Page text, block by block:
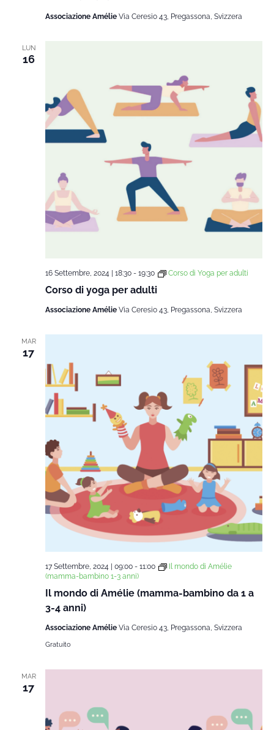
Associazione Amélie Via Ceresio 43, Pregassona, Svizzera
LUN
16
Corso di yoga per adulti
16 Settembre, 2024 | 18:30- 19:30 Corso di Yoga per adulti
Associazione Amélie Via Ceresio 43, Pregassona, Svizzera
MAR
17
Il mondo di Amélie (mamma-bambino da 1 a
3-4 anni)
17 Settembre, 2024 | 09:00- 11:00
Il mondo di Amélie
(mamma-bambino 1-3 anni)
Associazione Amélie Via Ceresio 43, Pregassona, Svizzera
Gratuito
MAR
17